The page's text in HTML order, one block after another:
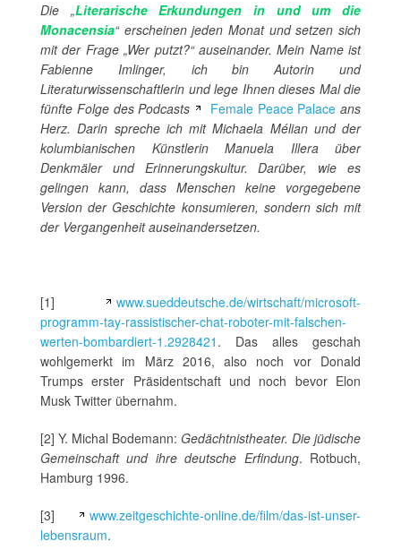
Die „Literarische Erkundungen in und um die
Monacensia“ erscheinen jeden Monat und setzen sich
mit der Frage „Wer putzt?“ auseinander. Mein Name ist
Fabienne Imlinger, ich bin Autorin und
Literaturwissenschaftlerin und lege Ihnen dieses Mal die
fünfte Folge des Podcasts
Female Peace Palace ans
Herz. Darin spreche ich mit Michaela Mélian und der
kolumbianischen Künstlerin Manuela Illera über
Denkmäler und Erinnerungskultur. Darüber, wie es
gelingen kann, dass Menschen keine vorgegebene
Version der Geschichte konsumieren, sondern sich mit
der Vergangenheit auseinandersetzen.
[1]
www.sueddeutsche.de/wirtschaft/microsoft-
programm-tay-rassistischer-chat-roboter-mit-falschen-
werten-bombardiert-1.2928421 . Das alles geschah
wohlgemerkt im März 2016, also noch vor Donald
Trumps erster Präsidentschaft und noch bevor Elon
Musk Twitter übernahm.
[2] Y. Michal Bodemann: Gedächtnistheater. Die jüdische
Gemeinschaft und ihre deutsche Erfindung. Rotbuch,
Hamburg 1996.
[3]
www.zeitgeschichte-online.de/film/das-ist-unser-
lebensraum.